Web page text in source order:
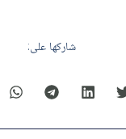
شاركها على: